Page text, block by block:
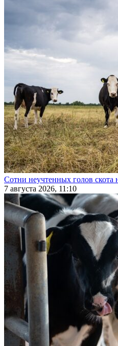
Сотни неучтенных голов скота
7 августа 2026, 11:10